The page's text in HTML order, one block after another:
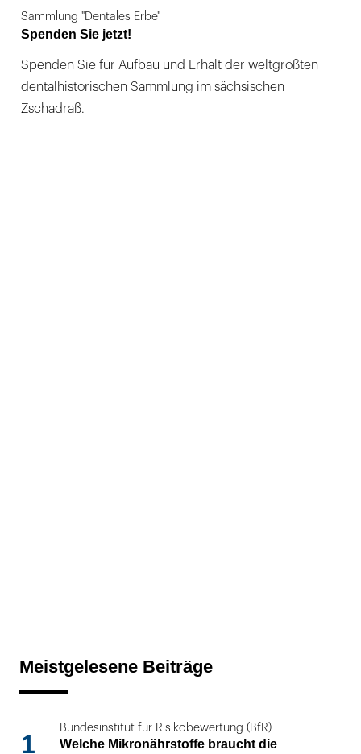
Sammlung "Dentales Erbe"
Spenden Sie jetzt!
Spenden Sie für Aufbau und Erhalt der weltgrößten
dentalhistorischen Sammlung im sächsischen
Zschadraß.
Meistgelesene Beiträge
1
Bundesinstitut für Risikobewertung (BfR)
Welche Mikronährstoffe braucht die